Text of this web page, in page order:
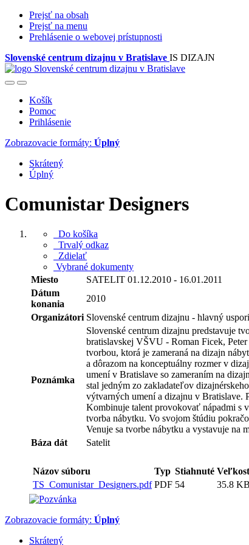
Prejsť na obsah
Prejsť na menu
Prehlásenie o webovej prístupnosti
Slovenské centrum dizajnu v Bratislave IS DIZAJN
Košík
Pomoc
Prihlásenie
Zobrazovacie formáty: Úplný
Skrátený
Úplný
Comunistar Designers
Do košíka
Trvalý odkaz
Zdielať
Vybrané dokumenty
Miesto
SATELIT 01.12.2010 - 16.01.2011
Dátum
konania
2010
Organizátori Slovenské centrum dizajnu - hlavný
Poznámka
Slovenské centrum dizajnu predstavuje
bratislavskej VŠVU - Roman Ficek,
tvorbou, ktorá je zameraná na dizajn
a dôrazom na konceptuálny rozmer v
umení v Bratislave so zameraním na
stal jedným zo zakladateľov
výtvarných umení a dizajnu v Bratislave.
Kombinuje talent provokovať nápadmi s
tvorba nábytku. Vo svojom štúdiu
Venuje sa tvorbe nábytku a vystavuje na
Báza dát
Satelit
Názov súboru Typ Stiahnuté
TS_Comunistar_Designers.pdf PDF 54 35.8 KB
Zobrazovacie formáty: Úplný
Skrátený